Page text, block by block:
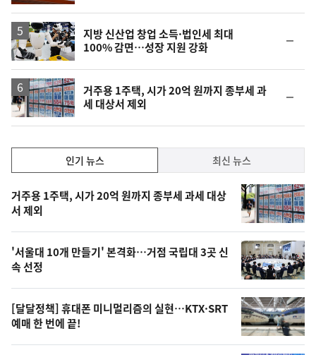
지방 신산업 창업 소득·법인세 최대
100% 감면…성장 지원 강화
일
거주용 1주택, 시가 20억 원까지 종부세 과
세 대상서 제외
일
기,
최
신,
오
늘
의
영
상
인기 뉴스 최신 뉴스
인
기
뉴
스
거주용 1주택, 시가 20억 원까지 종부세 과세 대상
서 제외
'서울대 10개 만들기' 본격화…거점 국립대 3곳 신
속 선정
[달달정책] 휴대폰 미니멀리즘의 실현…KTX·SRT
예매 한 번에 끝!